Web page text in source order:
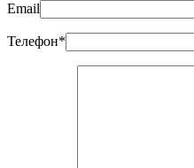
Email
Телефон*